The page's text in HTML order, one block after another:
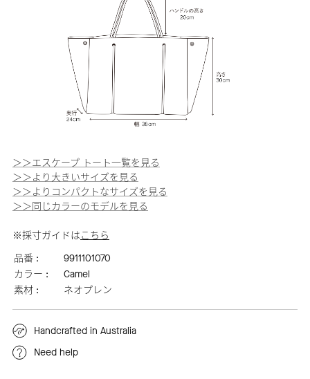
＞＞エスケープ トート一覧を見る
＞＞より大きいサイズを見る
＞＞よりコンパクトなサイズを見る
＞＞同じカラーのモデルを見る
※採寸ガイドはこちら
品番 :
9911101070
カラー :
Camel
素材 :
ネオプレン
Handcrafted in Australia
Need help